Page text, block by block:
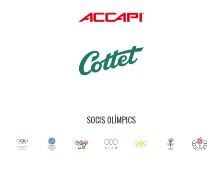
SOCIS OLÍMPICS